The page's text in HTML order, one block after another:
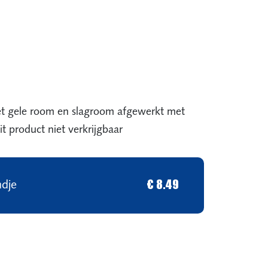
gele room en slagroom afgewerkt met
product niet verkrijgbaar
€ 8.49